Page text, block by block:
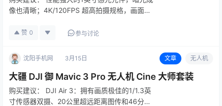
像也清晰；4K/120FPS 超高拍摄规格，画面细
台机械增稳，哪怕运镜抖动，画面也能平稳呈
合，适合记…
赞 0 参与讨论
沈阳手机网 3月15日 文章 无人机
大疆 DJI 御 Mavic 3 Pro 无人机 Cine 大师套装
购买建议： DJI Air 3：拥有画质极佳的1/1.3英
寸传感器双摄、20公里超远距离图传和46分钟